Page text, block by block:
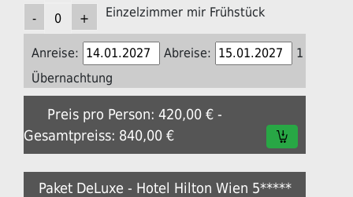
Einzelzimmer mir Frühstück
Anreise: Abreise:
1
Übernachtung
Preis pro Person: 420,00 € -
Gesamtpreiss: 840,00 €
Paket DeLuxe - Hotel Hilton Wien 5*****